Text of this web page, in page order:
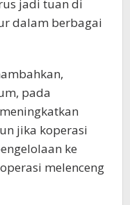
jadi tuan di
dalam berbagai
pada
jika koperasi
ke
melenceng